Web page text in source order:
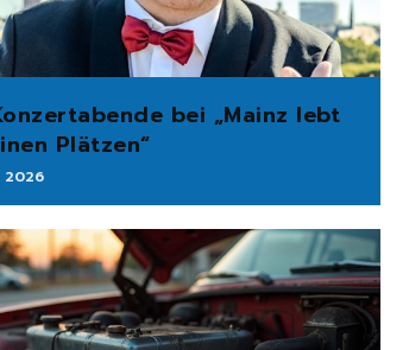
bei „Mainz lebt
Plätzen“
2026